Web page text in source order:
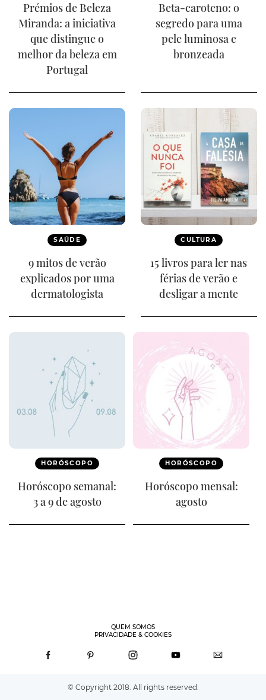
Prémios de Beleza
Miranda: a iniciativa
que distingue o
melhor da beleza em
Portugal
Beta-caroteno: o
segredo para uma
pele luminosa e
bronzeada
SAÚDE
9 mitos de verão
explicados por uma
dermatologista
CULTURA
15 livros para ler nas
férias de verão e
desligar a mente
HORÓSCOPO
Horóscopo semanal:
3 a 9 de agosto
HORÓSCOPO
Horóscopo mensal:
agosto
QUEM SOMOS
PRIVACIDADE & COOKIES
© Copyright 2018. All rights reserved.